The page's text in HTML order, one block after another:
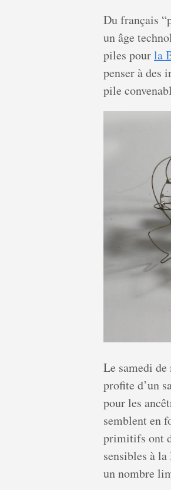
Du français
un âge
piles pourla
penser à des
pile
Le samedi de
profite d’un
pour les
semblent en
primitifs ont
sensibles à
un nombre